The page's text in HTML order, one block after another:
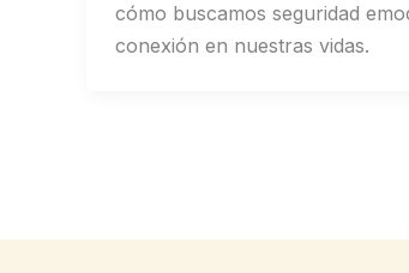
cómo buscamos seguridad
conexión en nuestras vidas.